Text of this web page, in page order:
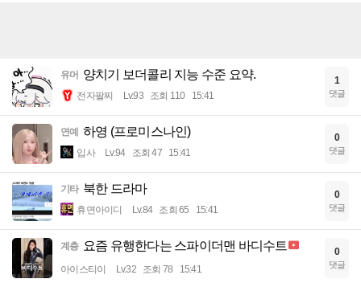
유머 양치기 보더콜리 지능 수준 요약.
전자팔찌 Lv.93 조회 110 15:41
1
댓글
연예 하영 (프로미스나인)
입사 Lv.94 조회 47 15:41
0
댓글
기타 북한 드라마
휴면아이디 Lv.84 조회 65 15:41
0
댓글
계층 요즘 유행한다는 스파이더맨 바디수트
아이스티이 Lv.32 조회 78 15:41
0
댓글